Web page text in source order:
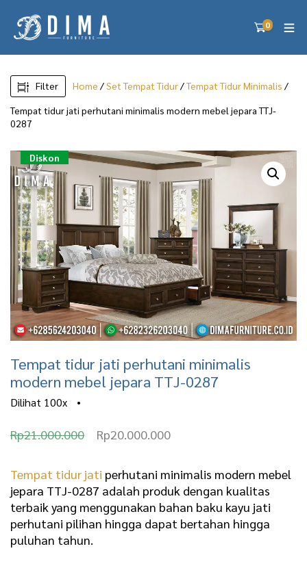
0
Filter Home /Set Tempat Tidur/Tempat Tidur Minimalis /
Tempat tidur jati perhutani minimalis modern mebel jepara TTJ-
0287
Diskon
Tempat tidur jati perhutani minimalis
modern mebel jepara TTJ-0287
Dilihat 100x •
Rp21.000.000
O
i
g
i
n
Rp20.000.000C
r
r
e
Tempat tidur jati perhutani minimalis modern mebel
jepara TTJ-0287 adalah produk dengan kualitas
terbaik yang menggunakan bahan baku kayu jati
perhutani pilihan hingga dapat bertahan hingga
puluhan tahun.